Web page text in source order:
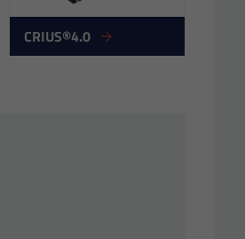
CRIUS®4.0